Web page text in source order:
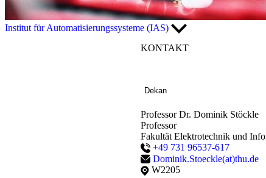
Institut für Automatisierungssysteme (IAS)
KONTAKT
Dekan
Professor Dr. Dominik Stöckle
Professor
Fakultät Elektrotechnik und
+49 731 96537-617
Dominik.Stoeckle(at)thu.de
W2205